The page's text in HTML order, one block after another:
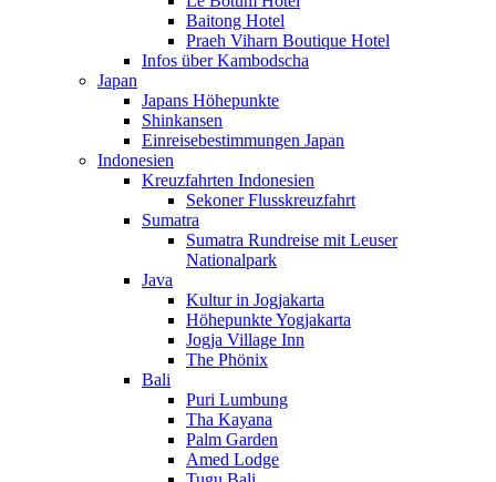
Baitong Hotel
Praeh Viharn Boutique Hotel
Infos über Kambodscha
Japan
Japans Höhepunkte
Shinkansen
Einreisebestimmungen Japan
Indonesien
Kreuzfahrten Indonesien
Sekoner Flusskreuzfahrt
Sumatra
Sumatra Rundreise mit Leuser
Nationalpark
Java
Kultur in Jogjakarta
Höhepunkte Yogjakarta
Jogja Village Inn
The Phönix
Bali
Puri Lumbung
Tha Kayana
Palm Garden
Amed Lodge